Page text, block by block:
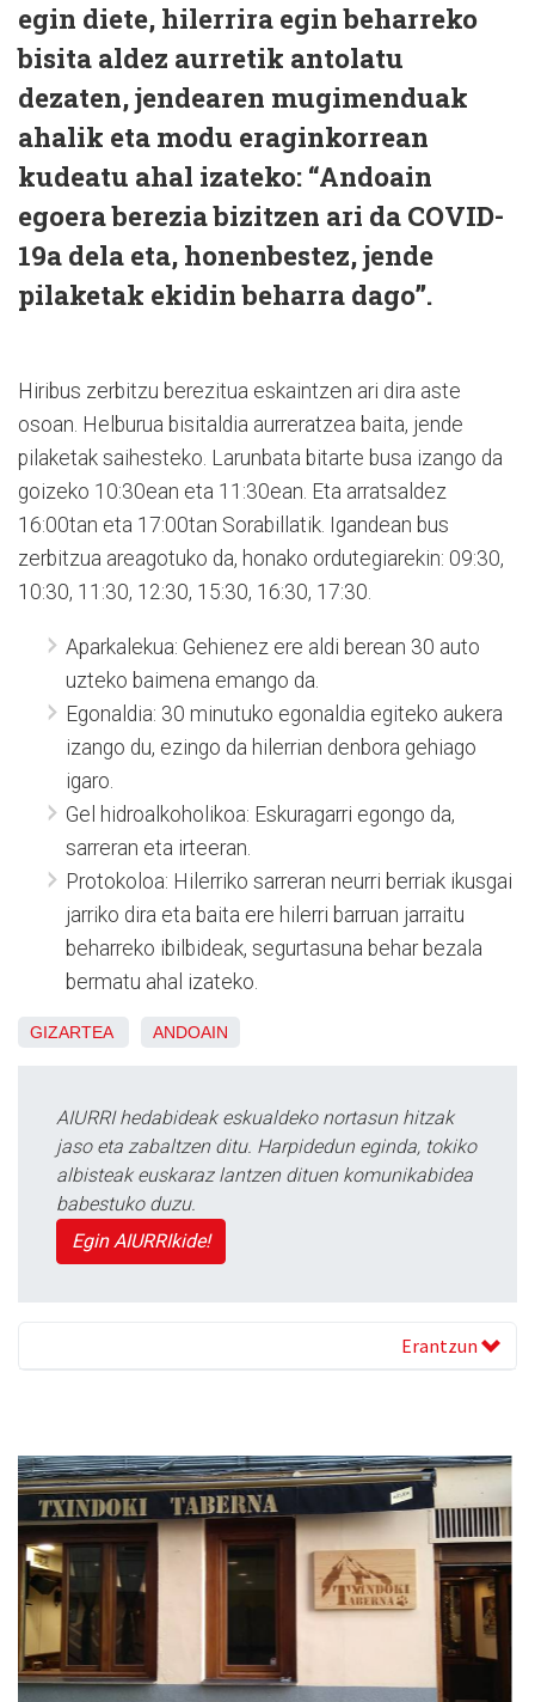
egin diete, hilerrira egin beharreko
bisita aldez aurretik antolatu
dezaten, jendearen mugimenduak
ahalik eta modu eraginkorrean
kudeatu ahal izateko: “Andoain
egoera berezia bizitzen ari da COVID-
19a dela eta, honenbestez, jende
pilaketak ekidin beharra dago”.
Hiribus zerbitzu berezitua eskaintzen ari dira aste
osoan. Helburua bisitaldia aurreratzea baita, jende
pilaketak saihesteko. Larunbata bitarte busa izango da
goizeko 10:30ean eta 11:30ean. Eta arratsaldez
16:00tan eta 17:00tan Sorabillatik. Igandean bus
zerbitzua areagotuko da, honako ordutegiarekin: 09:30,
10:30, 11:30, 12:30, 15:30, 16:30, 17:30.
Aparkalekua: Gehienez ere aldi berean 30 auto
uzteko baimena emango da.
Egonaldia: 30 minutuko egonaldia egiteko aukera
izango du, ezingo da hilerrian denbora gehiago
igaro.
Gel hidroalkoholikoa: Eskuragarri egongo da,
sarreran eta irteeran.
Protokoloa: Hilerriko sarreran neurri berriak ikusgai
jarriko dira eta baita ere hilerri barruan jarraitu
beharreko ibilbideak, segurtasuna behar bezala
bermatu ahal izateko.
GIZARTEA ANDOAIN
AIURRI hedabideak eskualdeko nortasun hitzak
jaso eta zabaltzen ditu. Harpidedun eginda, tokiko
albisteak euskaraz lantzen dituen komunikabidea
babestuko duzu.
Egin AIURRIkide!
Erantzun